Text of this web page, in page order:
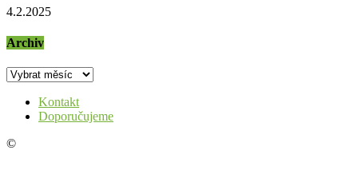
4.2.2025
Archiv
Archiv
Kontakt
Doporučujeme
©